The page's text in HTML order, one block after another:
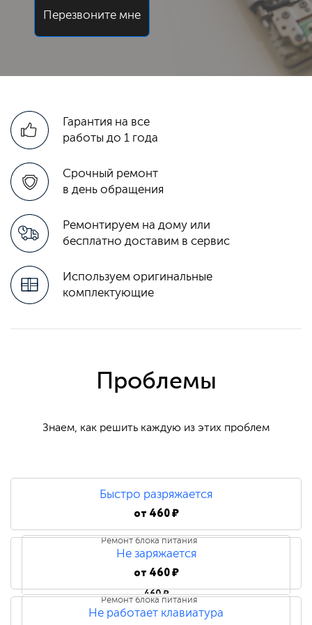
Перезвоните мне
Гарантия на все
работы до 1 года
Срочный ремонт
в день обращения
Ремонтируем на дому или
бесплатно доставим в сервис
Используем оригинальные
комплектующие
Проблемы
Знаем, как решить каждую из этих проблем
Быстро разряжается
от 460 ₽
Ремонт блока питания
460 ₽
Замена блока питания
Не заряжается
от 460 ₽
Ремонт блока питания
Не работает клавиатура